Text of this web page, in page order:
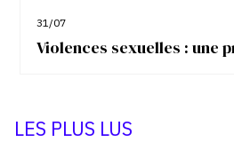
31/07
Violences sexuelles : une
LES PLUS LUS